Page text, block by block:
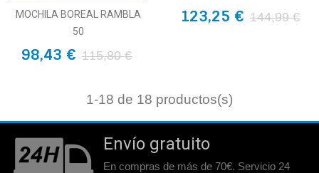
MOCHILA BOREAL RAMBLA
50
98,43 € 115,80 €
123,25 € 144,99 €
1-18 de 18 productos(s)
Envío gratuito
En compras de más de 70€. Servicio 24